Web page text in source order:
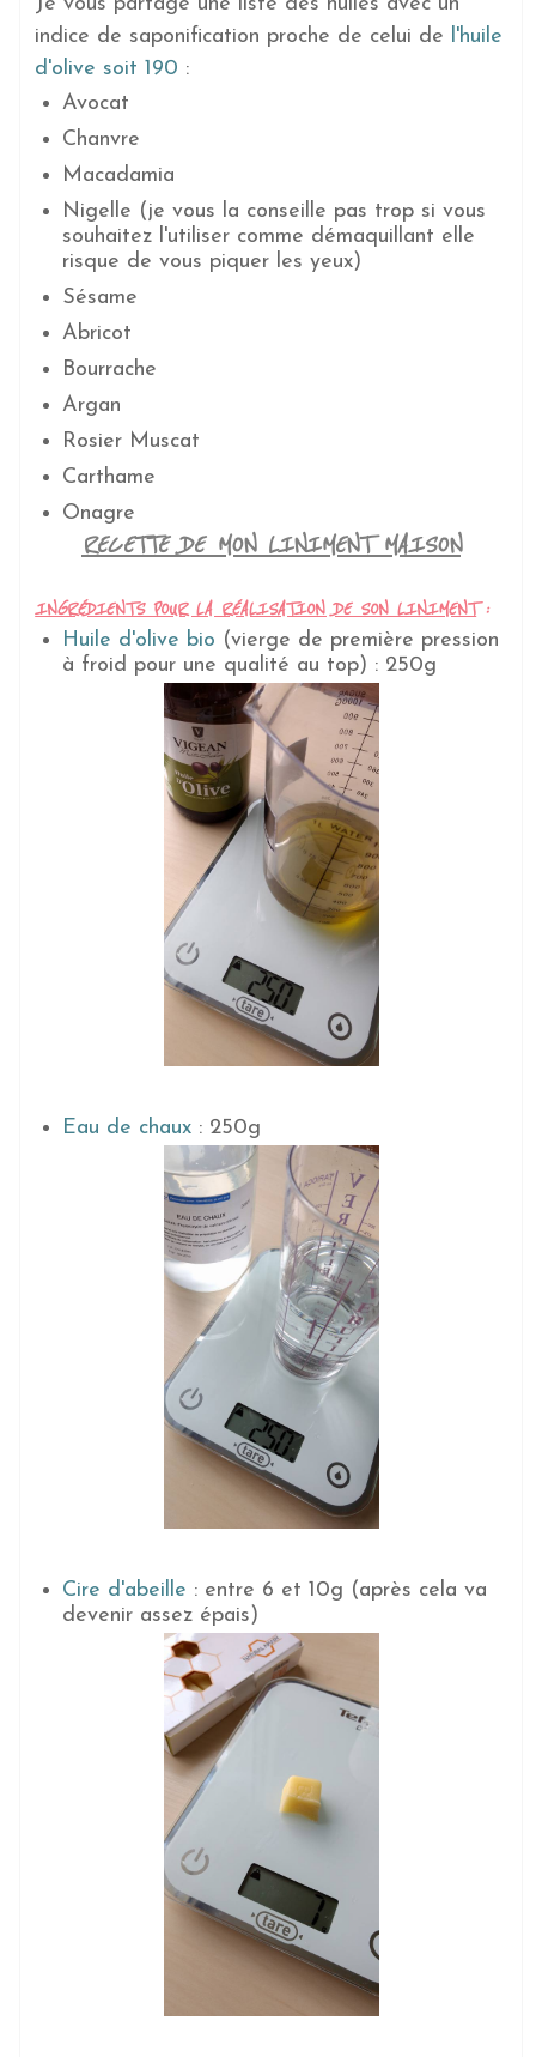
indice de saponification proche de celui de l'huile
d'olive soit 190 :
Avocat
Chanvre
Macadamia
Nigelle (je vous la conseille pas trop si vous
souhaitez l'utiliser comme démaquillant elle
risque de vous piquer les yeux)
Sésame
Abricot
Bourrache
Argan
Rosier Muscat
Carthame
Onagre
RECETTE DE MON LINIMENT MAISON
INGRÉDIENTS POUR LA RÉALISATION DE SON LINIMENT:
Huile d'olive bio (vierge de première pression
à froid pour une qualité au top) : 250g
Eau de chaux: 250g
Cire d'abeille : entre 6 et 10g (après cela va
devenir assez épais)